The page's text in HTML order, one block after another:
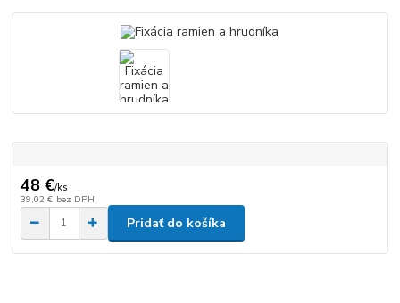
48 €/ks
39,02 € bez DPH
Pridať do košíka